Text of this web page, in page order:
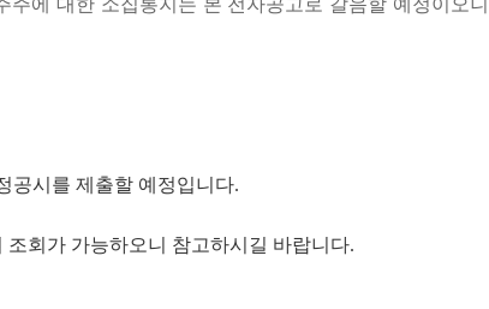
에 대한 소집통지는 본 전자공고로 갈음할 예정이오니
공시를 제출할 예정입니다.
회가 가능하오니 참고하시길 바랍니다.